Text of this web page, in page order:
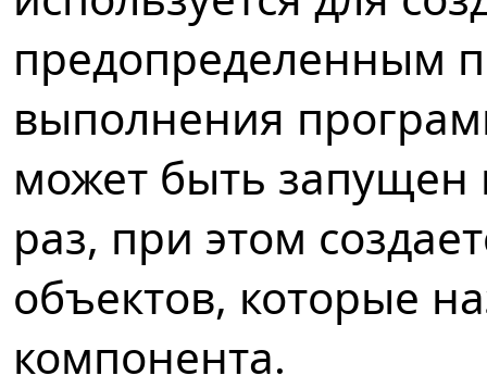
предопределенным
выполнения
может быть запущен
раз, при этом
объектов, которые
компонента.